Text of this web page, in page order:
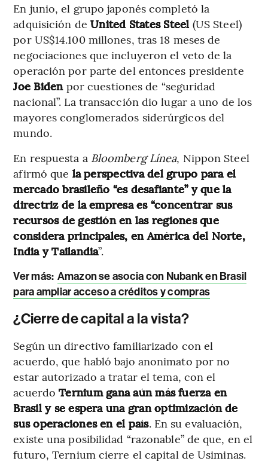
En junio, el grupo japonés completó la
adquisición de United States Steel (US Steel)
por US$14.100 millones, tras 18 meses de
negociaciones que incluyeron el veto de la
operación por parte del entonces presidente
Joe Biden por cuestiones de “seguridad
nacional”. La transacción dio lugar a uno de los
mayores conglomerados siderúrgicos del
mundo.
En respuesta a Bloomberg Línea, Nippon Steel
afirmó que la perspectiva del grupo para el
mercado brasileño “es desafiante” y que la
directriz de la empresa es “concentrar sus
recursos de gestión en las regiones que
considera principales, en América del Norte,
India y Tailandia”.
Ver más: Amazon se asocia con Nubank en Brasil
para ampliar acceso a créditos y compras
¿Cierre de capital a la vista?
Según un directivo familiarizado con el
acuerdo, que habló bajo anonimato por no
estar autorizado a tratar el tema, con el
acuerdoTernium gana aún más fuerza en
Brasil y se espera una gran optimización de
sus operaciones en el país. En su evaluación,
existe una posibilidad “razonable” de que, en el
futuro, Ternium cierre el capital de Usiminas.